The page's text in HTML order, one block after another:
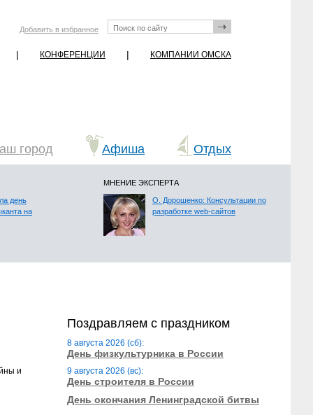
Добавить в избранное
| КОНФЕРЕНЦИИ | КОМПАНИИ ОМСКА
город Афиша Отдых
день
на
МНЕНИЕ ЭКСПЕРТА
О. Дорошенко: Консультации по
разработке web-сайтов
и
Поздравляем с праздником
8 августа 2026 (сб):
День физкультурника в России
9 августа 2026 (вс):
День строителя в России
День окончания Ленинградской битвы